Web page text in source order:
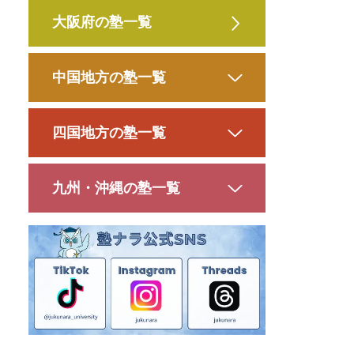
大阪府の塾一覧
中国地方の塾一覧
四国地方の塾一覧
九州・沖縄の塾一覧